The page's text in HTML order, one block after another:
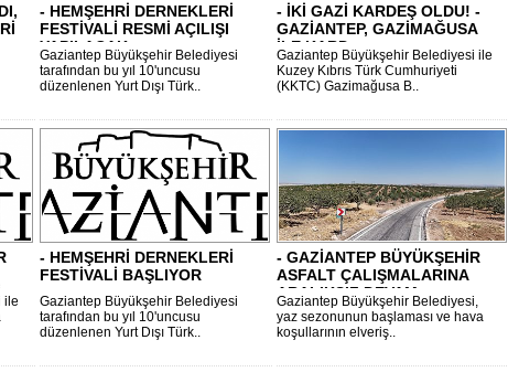
- HEMŞEHRİ DERNEKLERİ
FESTİVALİ RESMİ AÇILIŞI
YAPILACAK..
Gaziantep Büyükşehir Belediyesi
tarafından bu yıl 10'uncusu
düzenlenen Yurt Dışı Türk..
- İKİ GAZİ KARDEŞ OLDU! -
GAZİANTEP, GAZİMAĞUSA
İLE KARD..
Gaziantep Büyükşehir Belediyesi ile
Kuzey Kıbrıs Türk Cumhuriyeti
(KKTC) Gazimağusa B..
ile
- HEMŞEHRİ DERNEKLERİ
FESTİVALİ BAŞLIYOR
Gaziantep Büyükşehir Belediyesi
tarafından bu yıl 10'uncusu
düzenlenen Yurt Dışı Türk..
- GAZİANTEP BÜYÜKŞEHİR
ASFALT ÇALIŞMALARINA
ARALIKSIZ DEVAM ..
Gaziantep Büyükşehir Belediyesi,
yaz sezonunun başlaması ve hava
koşullarının elveriş..